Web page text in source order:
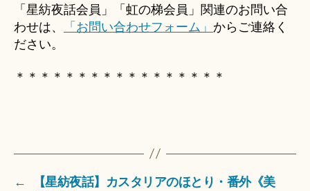
「星紡夜話会員」「虹の梯会員」関連のお問い合
わせは、
「お問い合わせフォーム」 からご連絡く
ださい。
＊＊＊＊＊＊＊＊＊＊＊＊＊＊＊＊＊
←
【星紡夜話】カスタリアのほとり・番外《美